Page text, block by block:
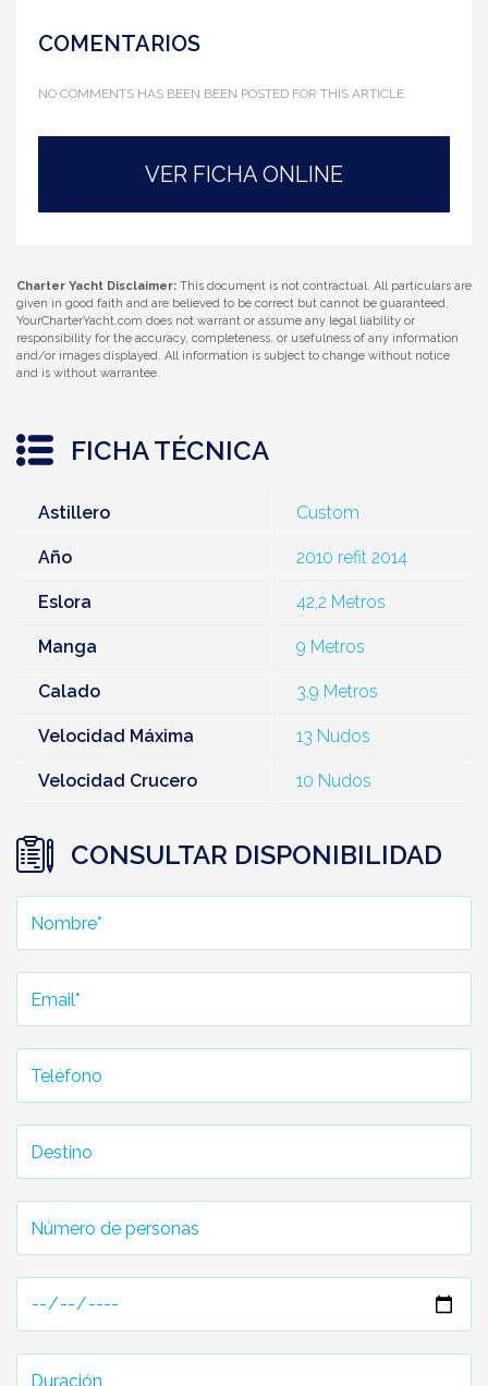
COMENTARIOS
NO COMMENTS HAS BEEN BEEN POSTED FOR THIS ARTICLE
VER FICHA ONLINE
Charter Yacht Disclaimer: This document is not contractual. All particulars are
given in good faith and are believed to be correct but cannot be guaranteed.
YourCharterYacht.com does not warrant or assume any legal liability or
responsibility for the accuracy, completeness, or usefulness of any information
and/or images displayed. All information is subject to change without notice
and is without warrantee.
FICHA TÉCNICA
Astillero Custom
Año 2010 refit 2014
Eslora 42,2 Metros
Manga 9 Metros
Calado 3,9 Metros
Velocidad Máxima 13 Nudos
Velocidad Crucero 10 Nudos
CONSULTAR DISPONIBILIDAD